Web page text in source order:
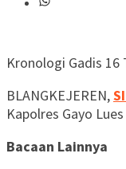
Kronologi Gadis 16
BLANGKEJEREN,
Kapolres Gayo
Bacaan Lainnya